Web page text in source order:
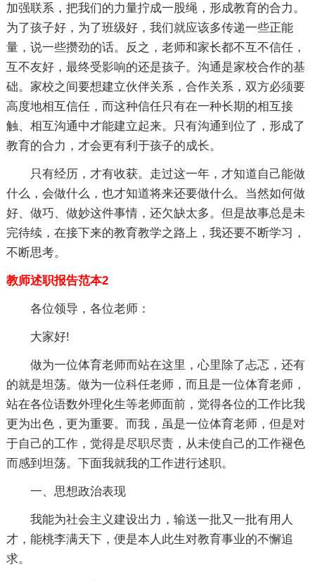
加强联系，把我们的力量拧成一股绳，形成教育的合力。
为了孩子好，为了班级好，我们就应该多传递一些正能
量，说一些攒劲的话。反之，老师和家长都不互不信任，
互不友好，最终受影响的还是孩子。沟通是家校合作的基
础。家校之间要想建立伙伴关系，合作关系，双方必须要
高度地相互信任，而这种信任只有在一种长期的相互接
触、相互沟通中才能建立起来。只有沟通到位了，形成了
教育的合力，才会更有利于孩子的成长。
只有经历，才有收获。走过这一年，才知道自己能做
什么，会做什么，也才知道将来还要做什么。当然如何做
好、做巧、做妙这件事情，还欠缺太多。但是故事总是未
完待续，在接下来的教育教学之路上，我还要不断学习，
不断思考。
教师述职报告范本2
各位领导，各位老师：
大家好!
做为一位体育老师而站在这里，心里除了忐忑，还有
的就是坦荡。做为一位科任老师，而且是一位体育老师，
站在各位语数外理化生等老师面前，觉得各位的工作比我
更为出色，更为重要。而我，虽是一位体育老师，但是对
于自己的工作，觉得是尽职尽责，从未使自己的工作褪色
而感到坦荡。下面我就我的工作进行述职。
一、思想政治表现
我能为社会主义建设出力，输送一批又一批有用人
才，能桃李满天下，便是本人此生对教育事业的不懈追
求。